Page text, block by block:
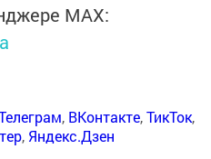
MАХ:
, ВКонтакте,ТикТок,
, Яндекс.Дзен